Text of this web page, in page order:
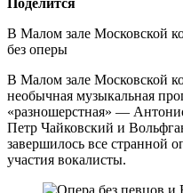
В Малом зале Московской
без оперы
В Малом зале Московской
необычная музыкальная
«разношерстная» —
Петр Чайковский и
завершилось все странной
участия вокалисты.